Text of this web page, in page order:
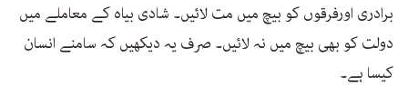
برادری اورفرقوں کو بیچ میں مت لائیں۔ شادی بیاہ کے معاملے میں
دولت کو بھی بیچ میں نہ لائیں۔ صرف یہ دیکھیں کہ سامنے انسان
کیسا ہے۔